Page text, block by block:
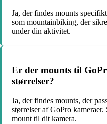
Ja, der findes mounts
som mountainbiking, der
under din aktivitet.
Er der mounts til
størrelser?
Ja, der findes mounts, der
størrelser af GoPro
mount til dit kamera.